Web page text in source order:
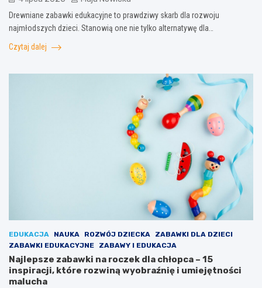
Drewniane zabawki edukacyjne to prawdziwy skarb dla rozwoju
najmłodszych dzieci. Stanowią one nie tylko alternatywę dla…
Czytaj dalej
EDUKACJA NAUKA ROZWÓJ DZIECKA
ZABAWKI DLA DZIECI
ZABAWKI EDUKACYJNE
ZABAWY I EDUKACJA
Najlepsze zabawki na roczek dla chłopca – 15
inspiracji, które rozwiną wyobraźnię i umiejętności
malucha